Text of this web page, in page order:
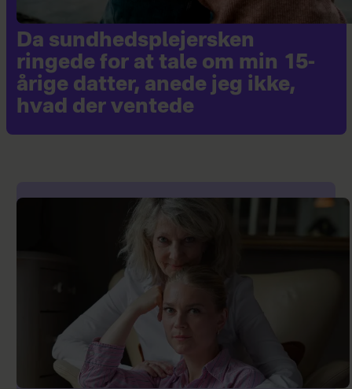
Da sundhedsplejersken
ringede for at tale om min 15-
årige datter, anede jeg ikke,
hvad der ventede